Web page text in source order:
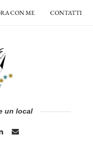
CON ME CONTATTI
un local